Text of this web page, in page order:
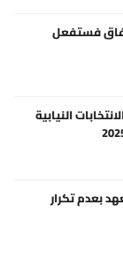
الاتفاق فستفعل
النيابية
بعدم تكرار